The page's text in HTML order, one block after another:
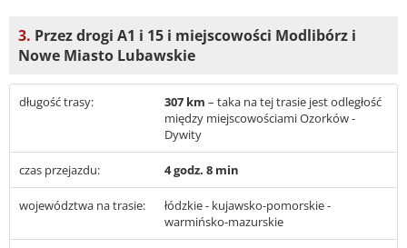
3. Przez drogi A1 i 15 i miejscowości Modlibórz i
Nowe Miasto Lubawskie
długość trasy: 307 km – taka na tej trasie jest odległość
między miejscowościami Ozorków -
Dywity
czas przejazdu: 4 godz. 8 min
województwa na trasie:
łódzkie - kujawsko-pomorskie -
warmińsko-mazurskie